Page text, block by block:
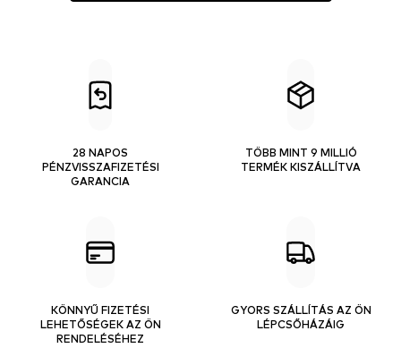
28 NAPOS
PÉNZVISSZAFIZETÉSI
GARANCIA
TÖBB MINT 9 MILLIÓ
TERMÉK KISZÁLLÍTVA
KÖNNYŰ FIZETÉSI
LEHETŐSÉGEK AZ ÖN
RENDELÉSÉHEZ
GYORS SZÁLLÍTÁS AZ ÖN
LÉPCSŐHÁZÁIG